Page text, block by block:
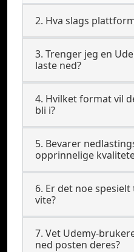
2. Hva slags
3. Trenger jeg en
laste ned?
4. Hvilket format vil
bli i?
5. Bevarer
opprinnelige
6. Er det noe
vite?
7. Vet Udemy-
ned posten deres?